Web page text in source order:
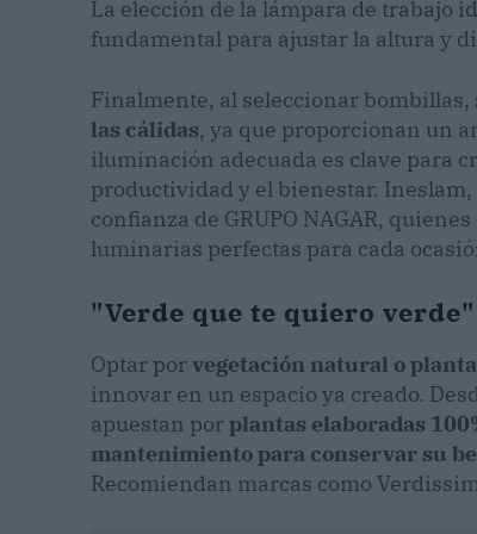
La elección de la lámpara de trabajo
fundamental para ajustar la altura y
Finalmente, al seleccionar bombillas,
las cálidas, ya que proporcionan un
iluminación adecuada es clave para
productividad y el bienestar. Ineslam,
confianza de GRUPO NAGAR,
luminarias perfectas para cada
"Verde que te quiero verde"
Optar porvegetación natural o
innovar en un espacio ya creado.
apuestan porplantas elaboradas
mantenimiento para conservar su
Recomiendan marcas como